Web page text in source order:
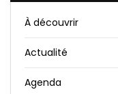
À découvrir
Actualité
Agenda